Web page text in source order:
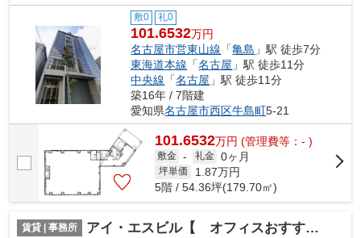
敷0 礼0
101.6532万円
名古屋市営東山線 「亀島 」駅 徒歩7分
東海道本線 「名古屋 」駅 徒歩11分
中央線 「名古屋 」駅 徒歩11分
築16年 / 7階建
愛知県名古屋市西区牛島町5-21
101.6532万円 (管理費等：- )
敷金 - 礼金 0ヶ月
坪単価 1.87万円
5階 / 54.36坪(179.70㎡)
賃貸 | 事務所 アイ・エスビル【 オフィスおすすめ 】